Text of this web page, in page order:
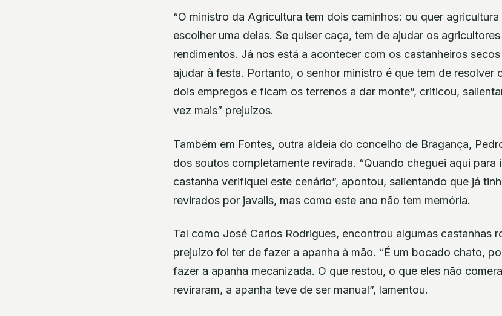
“O ministro da Agricultura tem dois caminhos: ou quer
escolher uma delas. Se quiser caça, tem de ajudar os
rendimentos. Já nos está a acontecer com os castanheiros
ajudar à festa. Portanto, o senhor ministro é que tem de resolver
dois empregos e ficam os terrenos a dar monte”, criticou,
vez mais” prejuízos.
Também em Fontes, outra aldeia do concelho de Bragança,
dos soutos completamente revirada. “Quando cheguei aqui para
castanha verifiquei este cenário”, apontou, salientando que já
revirados por javalis, mas como este ano não tem memória.
Tal como José Carlos Rodrigues, encontrou algumas castanhas
prejuízo foi ter de fazer a apanha à mão. “É um bocado chato,
fazer a apanha mecanizada. O que restou, o que eles não
reviraram, a apanha teve de ser manual”, lamentou.